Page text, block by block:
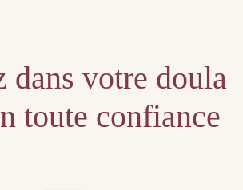
dans votre doula
toute confiance